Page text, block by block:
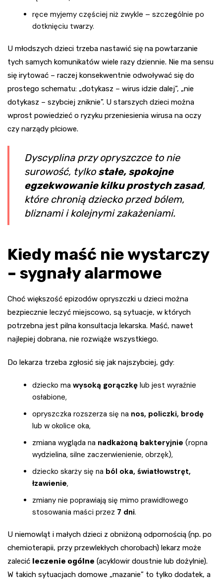
ręce myjemy częściej niż zwykle – szczególnie po
dotknięciu twarzy.
U młodszych dzieci trzeba nastawić się na powtarzanie
tych samych komunikatów wiele razy dziennie. Nie ma sensu
się irytować – raczej konsekwentnie odwoływać się do
prostego schematu: „dotykasz – wirus idzie dalej”, „nie
dotykasz – szybciej zniknie”. U starszych dzieci można
wprost powiedzieć o ryzyku przeniesienia wirusa na oczy
czy narządy płciowe.
Dyscyplina przy opryszczce to nie
surowość, tylko stałe, spokojne
egzekwowanie kilku prostych zasad,
które chronią dziecko przed bólem,
bliznami i kolejnymi zakażeniami.
Kiedy maść nie wystarczy
– sygnały alarmowe
Choć większość epizodów opryszczki u dzieci można
bezpiecznie leczyć miejscowo, są sytuacje, w których
potrzebna jest pilna konsultacja lekarska. Maść, nawet
najlepiej dobrana, nie rozwiąże wszystkiego.
Do lekarza trzeba zgłosić się jak najszybciej, gdy:
dziecko ma wysoką gorączkę lub jest wyraźnie
osłabione,
opryszczka rozszerza się na nos, policzki, brodę
lub w okolice oka,
zmiana wygląda na nadkażoną bakteryjnie (ropna
wydzielina, silne zaczerwienienie, obrzęk),
dziecko skarży się na ból oka, światłowstręt,
łzawienie,
zmiany nie poprawiają się mimo prawidłowego
stosowania maści przez 7 dni.
U niemowląt i małych dzieci z obniżoną odpornością (np. po
chemioterapii, przy przewlekłych chorobach) lekarz może
zalecić leczenie ogólne (acyklowir doustnie lub dożylnie).
W takich sytuacjach domowe „mazanie” to tylko dodatek, a